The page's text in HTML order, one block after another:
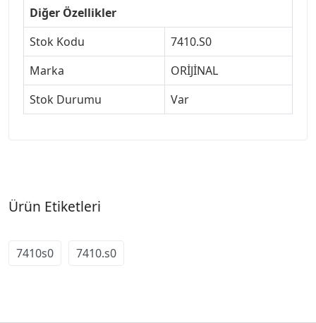
Diğer Özellikler
Stok Kodu
7410.S0
Marka
ORİJİNAL
Stok Durumu
Var
Ürün Etiketleri
7410s0 7410.s0